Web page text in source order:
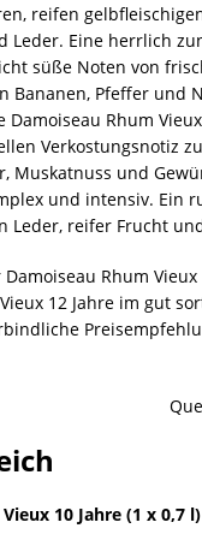
reifen
Leder. Eine herrlich
süße Noten von
Bananen, Pfeffer und
Rhum
Verkostungsnotiz
Muskatnuss und
und intensiv. Ein
Leder, reifer Frucht
Rhum
12 Jahre im gut
10 Jahre (1 x 0,7 l)